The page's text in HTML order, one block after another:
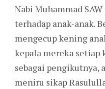
Nabi Muhammad
terhadap anak-anak.
mengecup kening
kepala mereka setiap
sebagai pengikutnya,
meniru sikap